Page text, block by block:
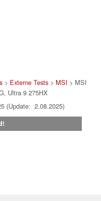
> Externe Tests> MSI > MSI
Ultra 9 275HX
(Update: 2.08.2025)